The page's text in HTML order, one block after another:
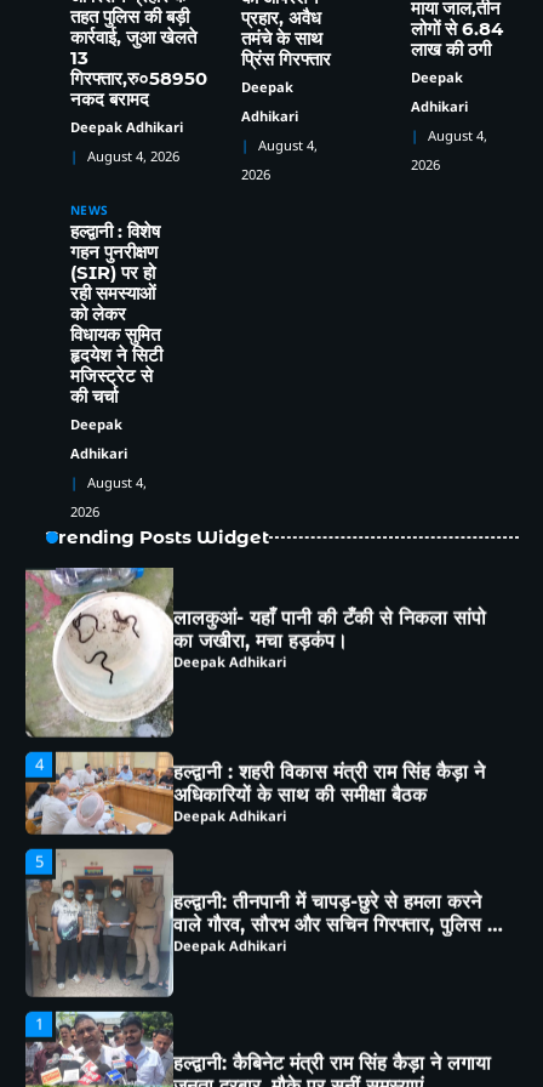
तहत पुलिस की बड़ी
कार्रवाई, जुआ खेलते
13
गिरफ्तार,रु०58950
नकद बरामद
Deepak Adhikari
August 4, 2026
प्रहार, अवैध
तमंचे के साथ
प्रिंस गिरफ्तार
Deepak
Adhikari
August 4,
2026
माया जाल,तीन
लोगों से 6.84
लाख की ठगी
Deepak
Adhikari
August 4,
2026
NEWS
हल्द्वानी : विशेष
गहन पुनरीक्षण
(SIR) पर हो
रही समस्याओं
को लेकर
विधायक सुमित
हृदयेश ने सिटी
मजिस्ट्रेट से
की चर्चा
Deepak
Adhikari
August 4,
2026
Trending Posts Widget
हल्द्वानी: तीनपानी में चापड़-छुरे से हमला करने
वाले गौरव, सौरभ और सचिन गिरफ्तार, पुलिस ने
भेजा जेल
Deepak Adhikari
लालकुआं- यहाँ पानी की टँकी से निकला सांपो
का जखीरा, मचा हड़कंप।
हल्द्वानी : शहरी विकास मंत्री राम सिंह कैड़ा ने
अधिकारियों के साथ की समीक्षा बैठक
Deepak Adhikari
5
हल्द्वानी: तीनपानी में चापड़-छुरे से हमला करने
भेजा जेल
Deepak Adhikari
1
जनता दरबार, मौके पर सुनीं समस्याएं,
अधिकारियों को दिए सख्त निर्देश
Deepak Adhikari